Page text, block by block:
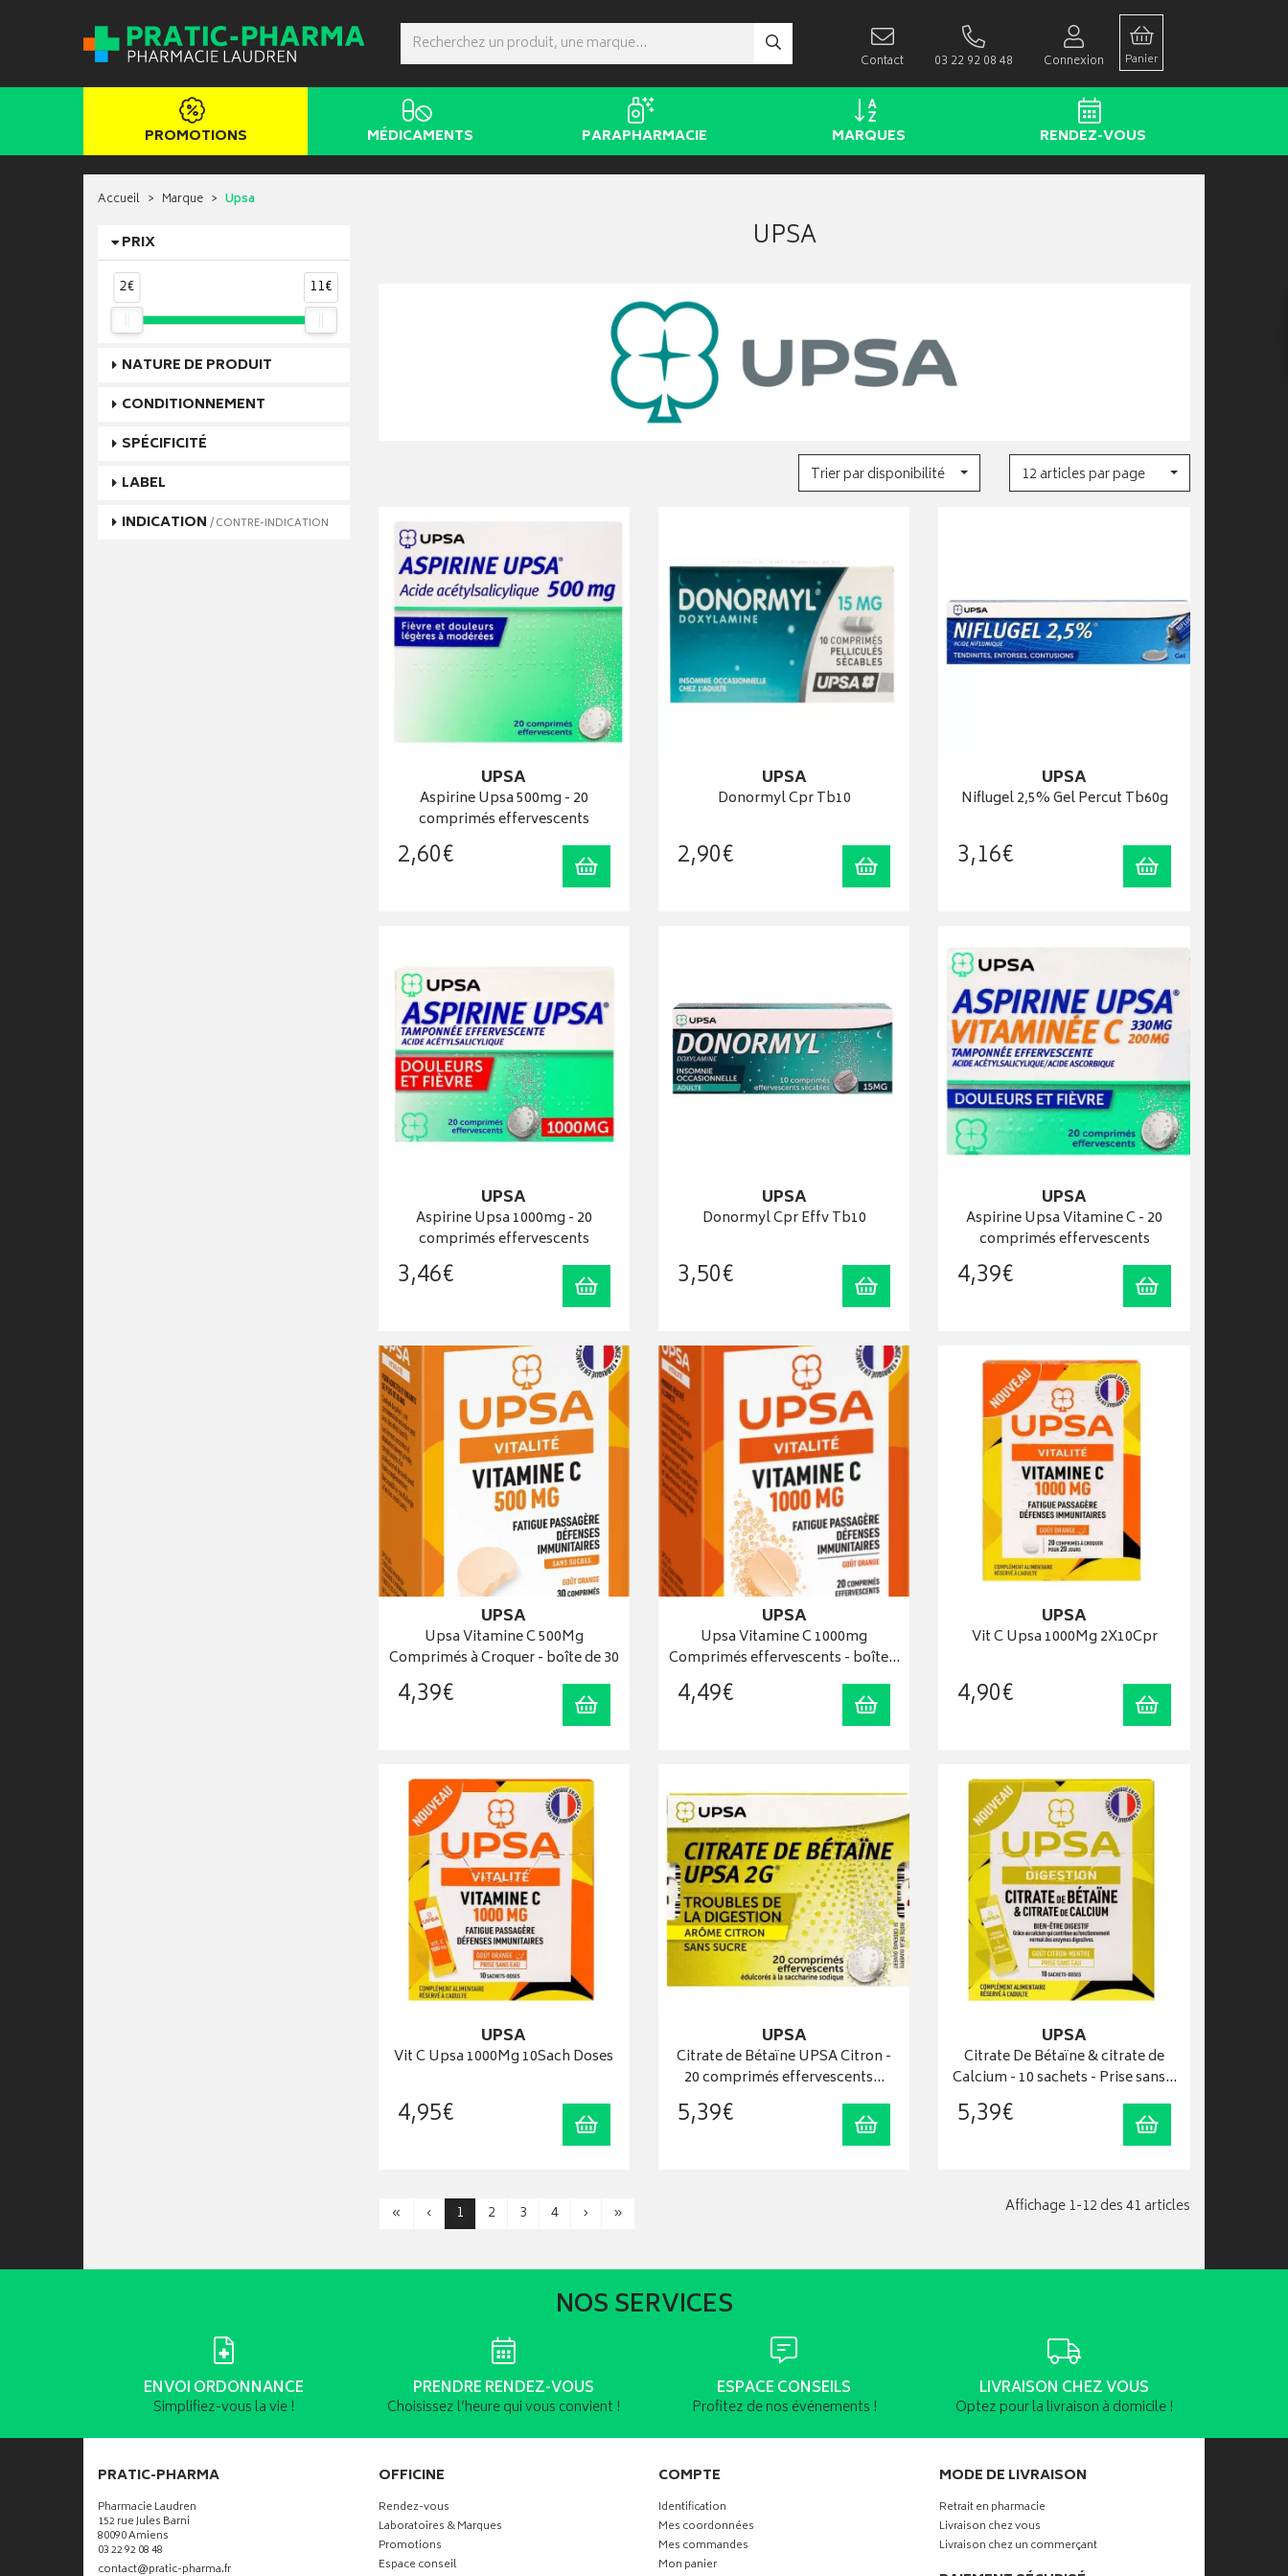
Contact 03 22 92 08 48 Connexion Panier
PROMOTIONS MÉDICAMENTS PARAPHARMACIE MARQUES RENDEZ-VOUS
Accueil Marque Upsa
PRIX
2€
11€
NATURE DE PRODUIT
CONDITIONNEMENT
SPÉCIFICITÉ
LABEL
INDICATION / CONTRE-INDICATION
UPSA
Trier par disponibilité 12 articles par page
UPSA
Aspirine Upsa 500mg - 20
comprimés effervescents
2,60€ Ajouter au panier
UPSA
Donormyl Cpr Tb10
2,90€ Ajouter au panier
UPSA
Niflugel 2,5% Gel Percut Tb60g
3,16€ Ajouter au panier
UPSA
Aspirine Upsa 1000mg - 20
comprimés effervescents
3,46€ Ajouter au panier
UPSA
Donormyl Cpr Effv Tb10
3,50€ Ajouter au panier
UPSA
Aspirine Upsa Vitamine C - 20
comprimés effervescents
4,39€ Ajouter au panier
UPSA
Upsa Vitamine C 500Mg
Comprimés à Croquer - boîte de 30
4,39€ Ajouter au panier
UPSA
Upsa Vitamine C 1000mg
Comprimés effervescents - boîte…
4,49€ Ajouter au panier
UPSA
Vit C Upsa 1000Mg 2X10Cpr
4,90€ Ajouter au panier
UPSA
Vit C Upsa 1000Mg 10Sach Doses
4,95€ Ajouter au panier
UPSA
Citrate de Bétaïne UPSA Citron -
20 comprimés effervescents…
5,39€ Ajouter au panier
UPSA
Citrate De Bétaïne & citrate de
Calcium - 10 sachets - Prise sans…
5,39€ Ajouter au panier
« ‹ 1 2 3 4 › » Affichage 1-12 des 41 articles
NOS SERVICES
ENVOI ORDONNANCE
Simplifiez-vous la vie !
PRENDRE RENDEZ-VOUS
Choisissez l’heure qui vous convient !
ESPACE CONSEILS
Profitez de nos événements !
LIVRAISON CHEZ VOUS
Optez pour la livraison à domicile !
PRATIC-PHARMA
Pharmacie Laudren
152 rue Jules Barni
80090 Amiens
03 22 92 08 48
contact-
@-
pratic-pharma.fr
OFFICINE
Rendez-vous
Laboratoires & Marques
Promotions
Espace conseil
COMPTE
Identification
Mes coordonnées
Mes commandes
Mon panier
MODE DE LIVRAISON
Retrait en pharmacie
Livraison chez vous
Livraison chez un commerçant